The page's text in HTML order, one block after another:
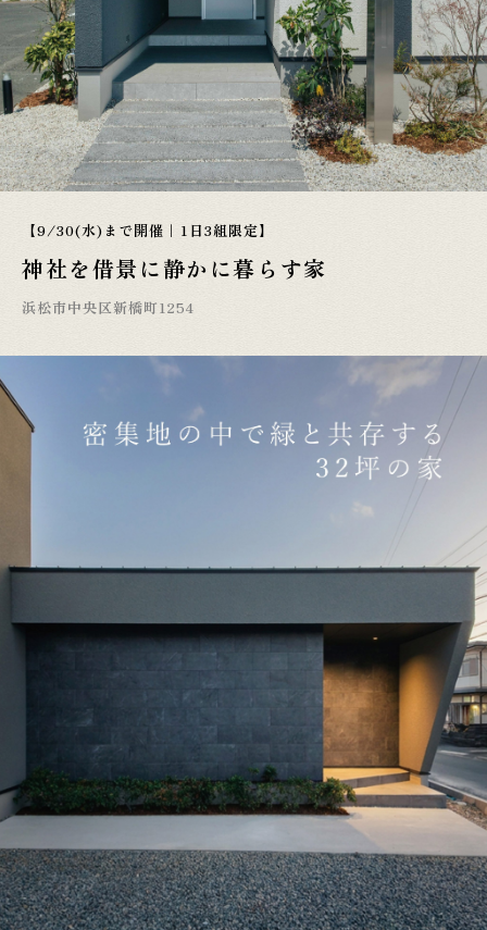
【9/30(水)まで開催｜1日3組限定】
神社を借景に静かに暮らす家
浜松市中央区新橋町1254